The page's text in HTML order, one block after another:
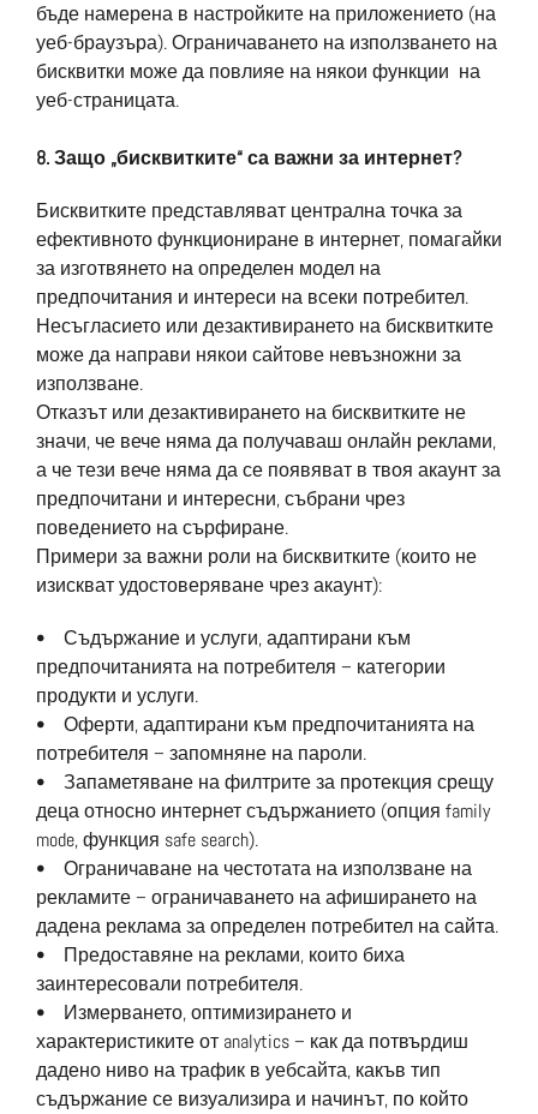
бъде намерена в настройките на приложението (на
уеб-браузъра). Ограничаването на използването на
бисквитки може да повлияе на някои функции на
уеб-страницата.
8. Защо „бисквитките“ са важни за интернет?
Бисквитките представляват централна точка за
ефективното функциониране в интернет, помагайки
за изготвянето на определен модел на
предпочитания и интереси на всеки потребител.
Несъгласието или дезактивирането на бисквитките
може да направи някои сайтове невъзножни за
използване.
Отказът или дезактивирането на бисквитките не
значи, че вече няма да получаваш онлайн реклами,
а че тези вече няма да се появяват в твоя акаунт за
предпочитани и интересни, събрани чрез
поведението на сърфиране.
Примери за важни роли на бисквитките (които не
изискват удостоверяване чрез акаунт):
• Съдържание и услуги, адаптирани към
предпочитанията на потребителя – категории
продукти и услуги.
• Оферти, адаптирани към предпочитанията на
потребителя – запомняне на пароли.
• Запаметяване на филтрите за протекция срещу
деца относно интернет съдържанието (опция family
mode, функция safe search).
• Ограничаване на честотата на използване на
рекламите – ограничаването на афиширането на
дадена реклама за определен потребител на сайта.
• Предоставяне на реклами, които биха
заинтересовали потребителя.
• Измерването, оптимизирането и
характеристиките от analytics – как да потвърдиш
дадено ниво на трафик в уебсайта, какъв тип
съдържание се визуализира и начинът, по който